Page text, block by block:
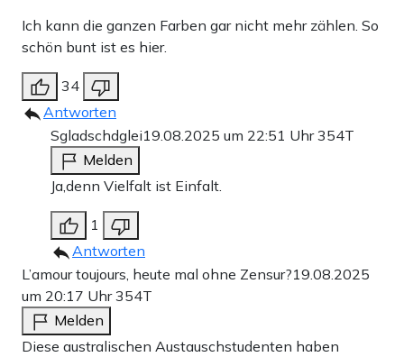
Ich kann die ganzen Farben gar nicht mehr zählen. So
schön bunt ist es hier.
34
Antworten
Sgladschdglei19.08.2025 um 22:51 Uhr354T
Melden
Ja,denn Vielfalt ist Einfalt.
1
Antworten
L’amour toujours, heute mal ohne Zensur?19.08.2025
um 20:17 Uhr354T
Melden
Diese australischen Austauschstudenten haben